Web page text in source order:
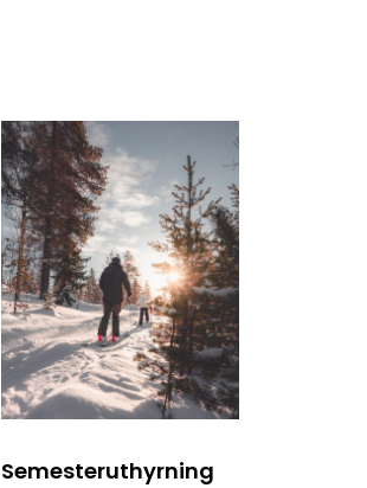
Semesteruthyrning
Daily
anti-
aging
cream